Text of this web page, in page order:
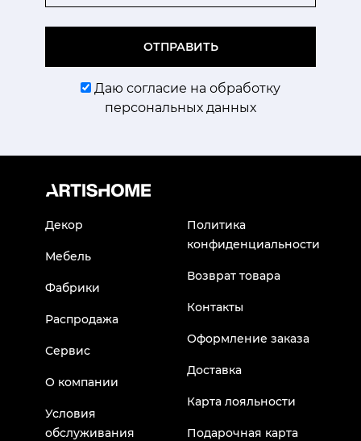
ОТПРАВИТЬ
Даю согласие на обработку
персональных данных
Декор
Мебель
Фабрики
Распродажа
Сервис
О компании
Условия
обслуживания
Политика
конфиденциальности
Возврат товара
Контакты
Оформление заказа
Доставка
Карта лояльности
Подарочная карта